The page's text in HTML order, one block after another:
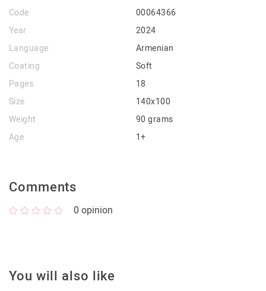
Code
00064366
Year
2024
Language
Armenian
Coating
Soft
Pages
18
Size
140x100
Weight
90 grams
Age
1+
Comments
0 opinion
You will also like